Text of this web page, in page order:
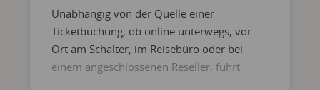
Unabhängig von der Quelle einer
Ticketbuchung, ob online unterwegs, vor
Ort am Schalter, im Reisebüro oder bei
einem angeschlossenen Reseller, führt